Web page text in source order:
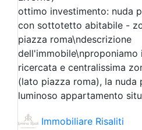
ottimo investimento: nuda
con sottotetto abitabile -
piazza roma\ndescrizione
dell'immobile\nproponiamo
ricercata e centralissima
(lato piazza roma), la nuda
luminoso appartamento
Immobiliare Risaliti